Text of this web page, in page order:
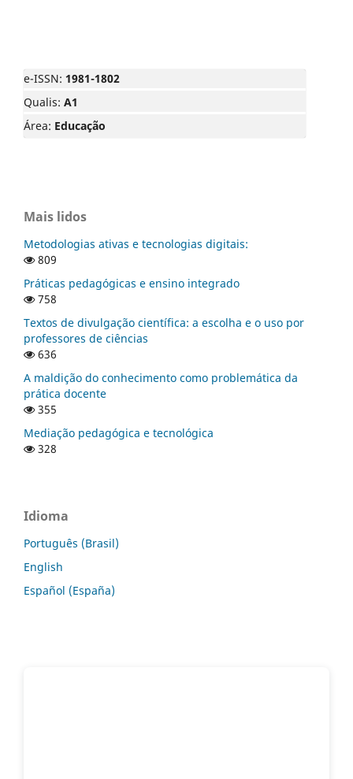
e-ISSN: 1981-1802
Qualis: A1
Área: Educação
Mais lidos
Metodologias ativas e tecnologias digitais:
809
Práticas pedagógicas e ensino integrado
758
Textos de divulgação científica: a escolha e o uso por
professores de ciências
636
A maldição do conhecimento como problemática da
prática docente
355
Mediação pedagógica e tecnológica
328
Idioma
Português (Brasil)
English
Español (España)